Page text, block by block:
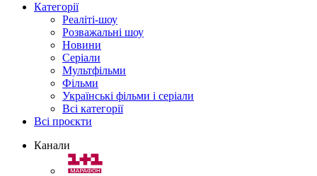
Категорії
Реаліті-шоу
Розважальні шоу
Новини
Серіали
Мультфільми
Фільми
Українські фільми і серіали
Всі категорії
Всі проєкти
Канали